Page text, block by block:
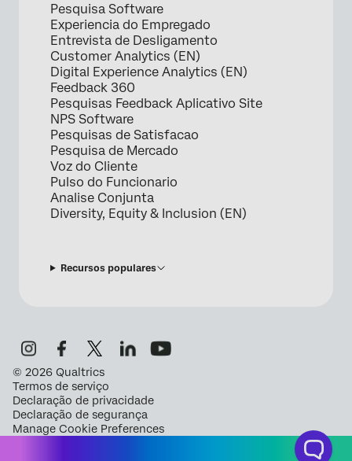
Pesquisa Software
Experiencia do Empregado
Entrevista de Desligamento
Customer Analytics (EN)
Digital Experience Analytics (EN)
Feedback 360
Pesquisas Feedback Aplicativo Site
NPS Software
Pesquisas de Satisfacao
Pesquisa de Mercado
Voz do Cliente
Pulso do Funcionario
Analise Conjunta
Diversity, Equity & Inclusion (EN)
Recursos populares
© 2026 Qualtrics
Termos de serviço
Declaração de privacidade
Declaração de segurança
Manage Cookie Preferences